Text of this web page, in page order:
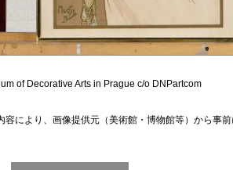
of Decorative Arts in Prague c/o DNPartcom
容により、画像提供元（美術館・博物館等）から事